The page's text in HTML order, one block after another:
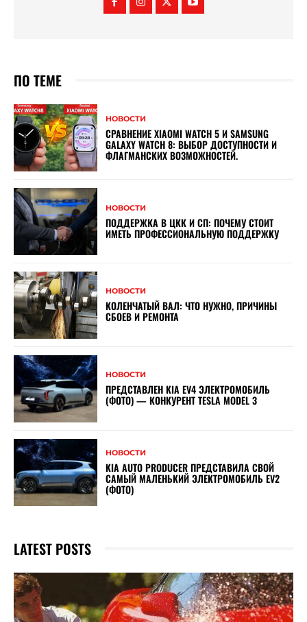
ПО ТЕМЕ
НОВОСТИ
СРАВНЕНИЕ XIAOMI WATCH 5 И SAMSUNG
GALAXY WATCH 8: ВЫБОР ДОСТУПНОСТИ И
ФЛАГМАНСКИХ ВОЗМОЖНОСТЕЙ.
НОВОСТИ
ПОДДЕРЖКА В ЦКК И СП: ПОЧЕМУ СТОИТ
ИМЕТЬ ПРОФЕССИОНАЛЬНУЮ ПОДДЕРЖКУ
НОВОСТИ
КОЛЕНЧАТЫЙ ВАЛ: ЧТО НУЖНО, ПРИЧИНЫ
СБОЕВ И РЕМОНТА
НОВОСТИ
ПРЕДСТАВЛЕН KIA EV4 ЭЛЕКТРОМОБИЛЬ
(ФОТО) — КОНКУРЕНТ TESLA MODEL 3
НОВОСТИ
KIA AUTO PRODUCER ПРЕДСТАВИЛА СВОЙ
САМЫЙ МАЛЕНЬКИЙ ЭЛЕКТРОМОБИЛЬ EV2
(ФОТО)
LATEST POSTS